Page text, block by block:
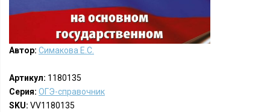
Автор: Симакова Е.С.
Артикул: 1180135
Серия: ОГЭ-справочник
SKU: VV1180135